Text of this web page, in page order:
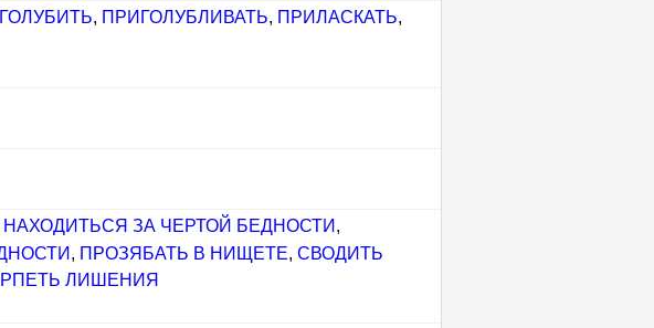
, ПРИГОЛУБЛИВАТЬ, ПРИЛАСКАТЬ,
НАХОДИТЬСЯ ЗА ЧЕРТОЙ БЕДНОСТИ ,
, ПРОЗЯБАТЬ В НИЩЕТЕ,СВОДИТЬ
ЛИШЕНИЯ